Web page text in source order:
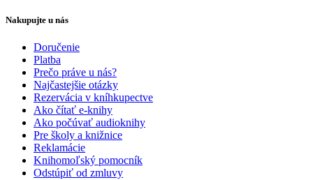
Nakupujte u nás
Doručenie
Platba
Prečo práve u nás?
Najčastejšie otázky
Rezervácia v kníhkupectve
Ako čítať e-knihy
Ako počúvať audioknihy
Pre školy a knižnice
Reklamácie
Knihomoľský pomocník
Odstúpiť od zmluvy